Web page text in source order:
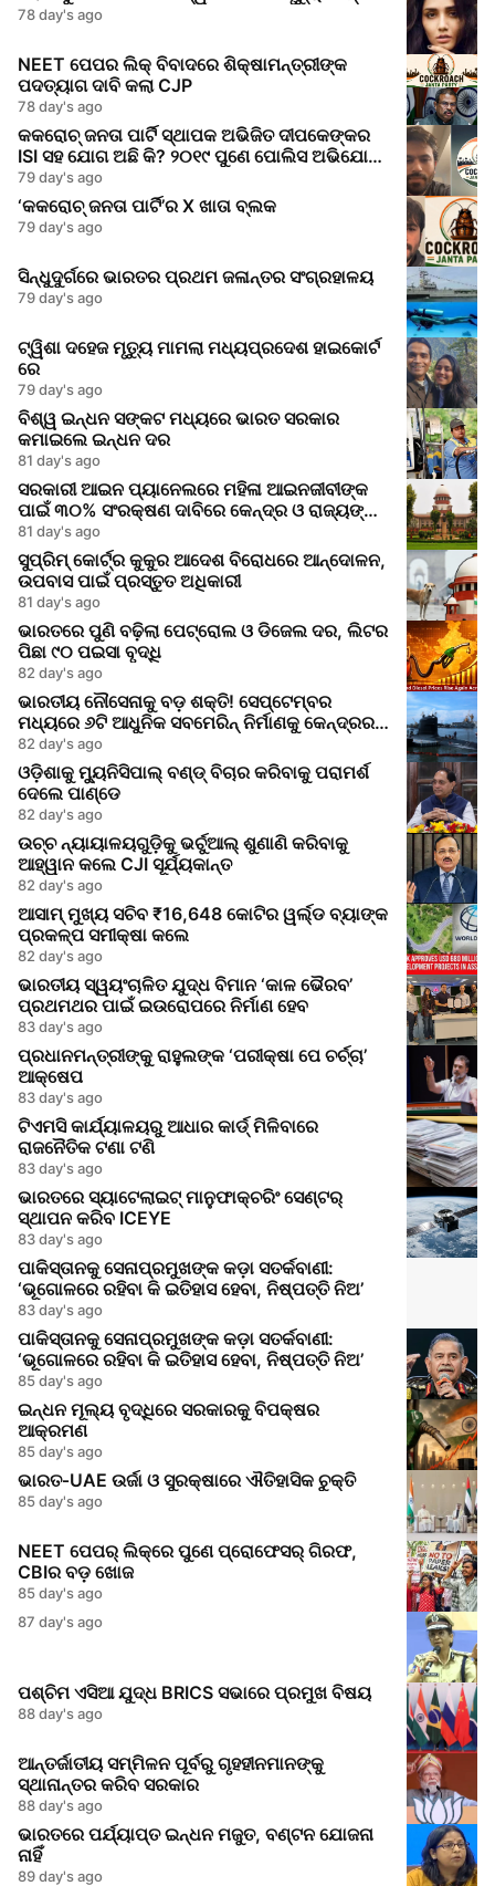
78 day's ago
NEET ପେପର ଲିକ୍‌ ବିବାଦରେ ଶିକ୍ଷାମନ୍ତ୍ରୀଙ୍କ
ପଦତ୍ୟାଗ ଦାବି କଲା CJP
78 day's ago
କକରୋଚ୍ ଜନତା ପାର୍ଟି ସ୍ଥାପକ ଅଭିଜିତ ଦୀପକେଙ୍କର
ISI ସହ ଯୋଗ ଅଛି କି? ୨୦୧୯ ପୁଣେ ପୋଲିସ ଅଭିଯୋଗ
କଣ କହୁଛି
79 day's ago
‘କକରୋଚ୍ ଜନତା ପାର୍ଟି’ର X ଖାତା ବ୍ଲକ
79 day's ago
ସିନ୍ଧୁଦୁର୍ଗରେ ଭାରତର ପ୍ରଥମ ଜଳାନ୍ତର ସଂଗ୍ରହାଳୟ
79 day's ago
ଟ୍ୱିଶା ଦହେଜ ମୃତ୍ୟୁ ମାମଲା ମଧ୍ୟପ୍ରଦେଶ ହାଇକୋର୍ଟ
ରେ
79 day's ago
ବିଶ୍ୱ ଇନ୍ଧନ ସଙ୍କଟ ମଧ୍ୟରେ ଭାରତ ସରକାର
କମାଇଲେ ଇନ୍ଧନ ଦର
81 day's ago
ସରକାରୀ ଆଇନ ପ୍ୟାନେଲରେ ମହିଳା ଆଇନଜୀବୀଙ୍କ
ପାଇଁ ୩୦% ସଂରକ୍ଷଣ ଦାବିରେ କେନ୍ଦ୍ର ଓ ରାଜ୍ୟଙ୍କୁ
ସୁପ୍ରିମକୋର୍ଟର ନୋଟିସ
81 day's ago
ସୁପ୍ରିମ୍ କୋର୍ଟ୍‌ର କୁକୁର ଆଦେଶ ବିରୋଧରେ ଆନ୍ଦୋଳନ,
ଉପବାସ ପାଇଁ ପ୍ରସ୍ତୁତ ଅଧିକାରୀ
81 day's ago
ଭାରତରେ ପୁଣି ବଢ଼ିଲା ପେଟ୍ରୋଲ ଓ ଡିଜେଲ ଦର, ଲିଟର
ପିଛା ୯୦ ପଇସା ବୃଦ୍ଧି
82 day's ago
ଭାରତୀୟ ନୌସେନାକୁ ବଡ଼ ଶକ୍ତି! ସେପ୍ଟେମ୍ବର
ମଧ୍ୟରେ ୬ଟି ଆଧୁନିକ ସବମେରିନ୍ ନିର୍ମାଣକୁ କେନ୍ଦ୍ରର
ମଞ୍ଜୁରି
82 day's ago
ଓଡ଼ିଶାକୁ ମ୍ୟୁନିସିପାଲ୍ ବଣ୍ଡ୍ ବିଚାର କରିବାକୁ ପରାମର୍ଶ
ଦେଲେ ପାଣ୍ଡେ
82 day's ago
ଉଚ୍ଚ ନ୍ୟାୟାଳୟଗୁଡ଼ିକୁ ଭର୍ଚୁଆଲ୍ ଶୁଣାଣି କରିବାକୁ
ଆହ୍ୱାନ କଲେ CJI ସୂର୍ଯ୍ୟକାନ୍ତ
82 day's ago
ଆସାମ୍ ମୁଖ୍ୟ ସଚିବ ₹16,648 କୋଟିର ୱର୍ଲ୍ଡ ବ୍ୟାଙ୍କ
ପ୍ରକଳ୍ପ ସମୀକ୍ଷା କଲେ
82 day's ago
ଭାରତୀୟ ସ୍ୱୟଂଚାଳିତ ଯୁଦ୍ଧ ବିମାନ ‘କାଳ ଭୈରବ’
ପ୍ରଥମଥର ପାଇଁ ଇଉରୋପରେ ନିର୍ମାଣ ହେବ
83 day's ago
ପ୍ରଧାନମନ୍ତ୍ରୀଙ୍କୁ ରାହୁଲଙ୍କ ‘ପରୀକ୍ଷା ପେ ଚର୍ଚ୍ଚା’
ଆକ୍ଷେପ
83 day's ago
ଟିଏମସି କାର୍ଯ୍ୟାଳୟରୁ ଆଧାର କାର୍ଡ୍ ମିଳିବାରେ
ରାଜନୈତିକ ଟଣା ଟଣି
83 day's ago
ଭାରତରେ ସ୍ୟାଟେଲାଇଟ୍ ମାନୁଫାକ୍ଚରିଂ ସେଣ୍ଟର୍
ସ୍ଥାପନ କରିବ ICEYE
83 day's ago
ପାକିସ୍ତାନକୁ ସେନାପ୍ରମୁଖଙ୍କ କଡ଼ା ସତର୍କବାଣୀ:
‘ଭୂଗୋଳରେ ରହିବା କି ଇତିହାସ ହେବା, ନିଷ୍ପତ୍ତି ନିଅ’
83 day's ago
ପାକିସ୍ତାନକୁ ସେନାପ୍ରମୁଖଙ୍କ କଡ଼ା ସତର୍କବାଣୀ:
‘ଭୂଗୋଳରେ ରହିବା କି ଇତିହାସ ହେବା, ନିଷ୍ପତ୍ତି ନିଅ’
85 day's ago
ଇନ୍ଧନ ମୂଲ୍ୟ ବୃଦ୍ଧିରେ ସରକାରକୁ ବିପକ୍ଷର
ଆକ୍ରମଣ
85 day's ago
ଭାରତ‑UAE ଉର୍ଜା ଓ ସୁରକ୍ଷାରେ ଐତିହାସିକ ଚୁକ୍ତି
85 day's ago
NEET ପେପର୍ ଲିକ୍‌ରେ ପୁଣେ ପ୍ରୋଫେସର୍‌ ଗିରଫ,
CBIର ବଡ଼ ଖୋଜ
85 day's ago
87 day's ago
ପଶ୍ଚିମ ଏସିଆ ଯୁଦ୍ଧ BRICS ସଭାରେ ପ୍ରମୁଖ ବିଷୟ
88 day's ago
ଆନ୍ତର୍ଜାତୀୟ ସମ୍ମିଳନ ପୂର୍ବରୁ ଗୃହହୀନମାନଙ୍କୁ
ସ୍ଥାନାନ୍ତର କରିବ ସରକାର
88 day's ago
ଭାରତରେ ପର୍ଯ୍ୟାପ୍ତ ଇନ୍ଧନ ମଜୁତ, ବଣ୍ଟନ ଯୋଜନା
ନାହିଁ
89 day's ago